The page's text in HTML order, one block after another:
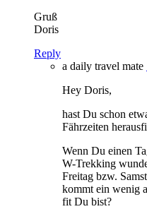
Gruß
Doris
Reply
a daily travel mate
Hey Doris,
hast Du schon
Fährzeiten
Wenn Du einen
W-Trekking
Freitag bzw.
kommt ein wenig
fit Du bist?